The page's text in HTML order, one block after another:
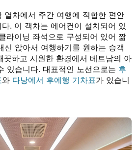
열차에서 주간 여행에 적합한 편안
. 이 객차는 에어컨이 설치되어 있
라이닝 좌석으로 구성되어 있어 짧
신 앉아서 여행하기를 원하는 승객
끗하고 시원한 환경에서 베트남의 아
있습니다. 대표적인 노선으로는 후
와 다낭에서 후에행 기차표가 있습니